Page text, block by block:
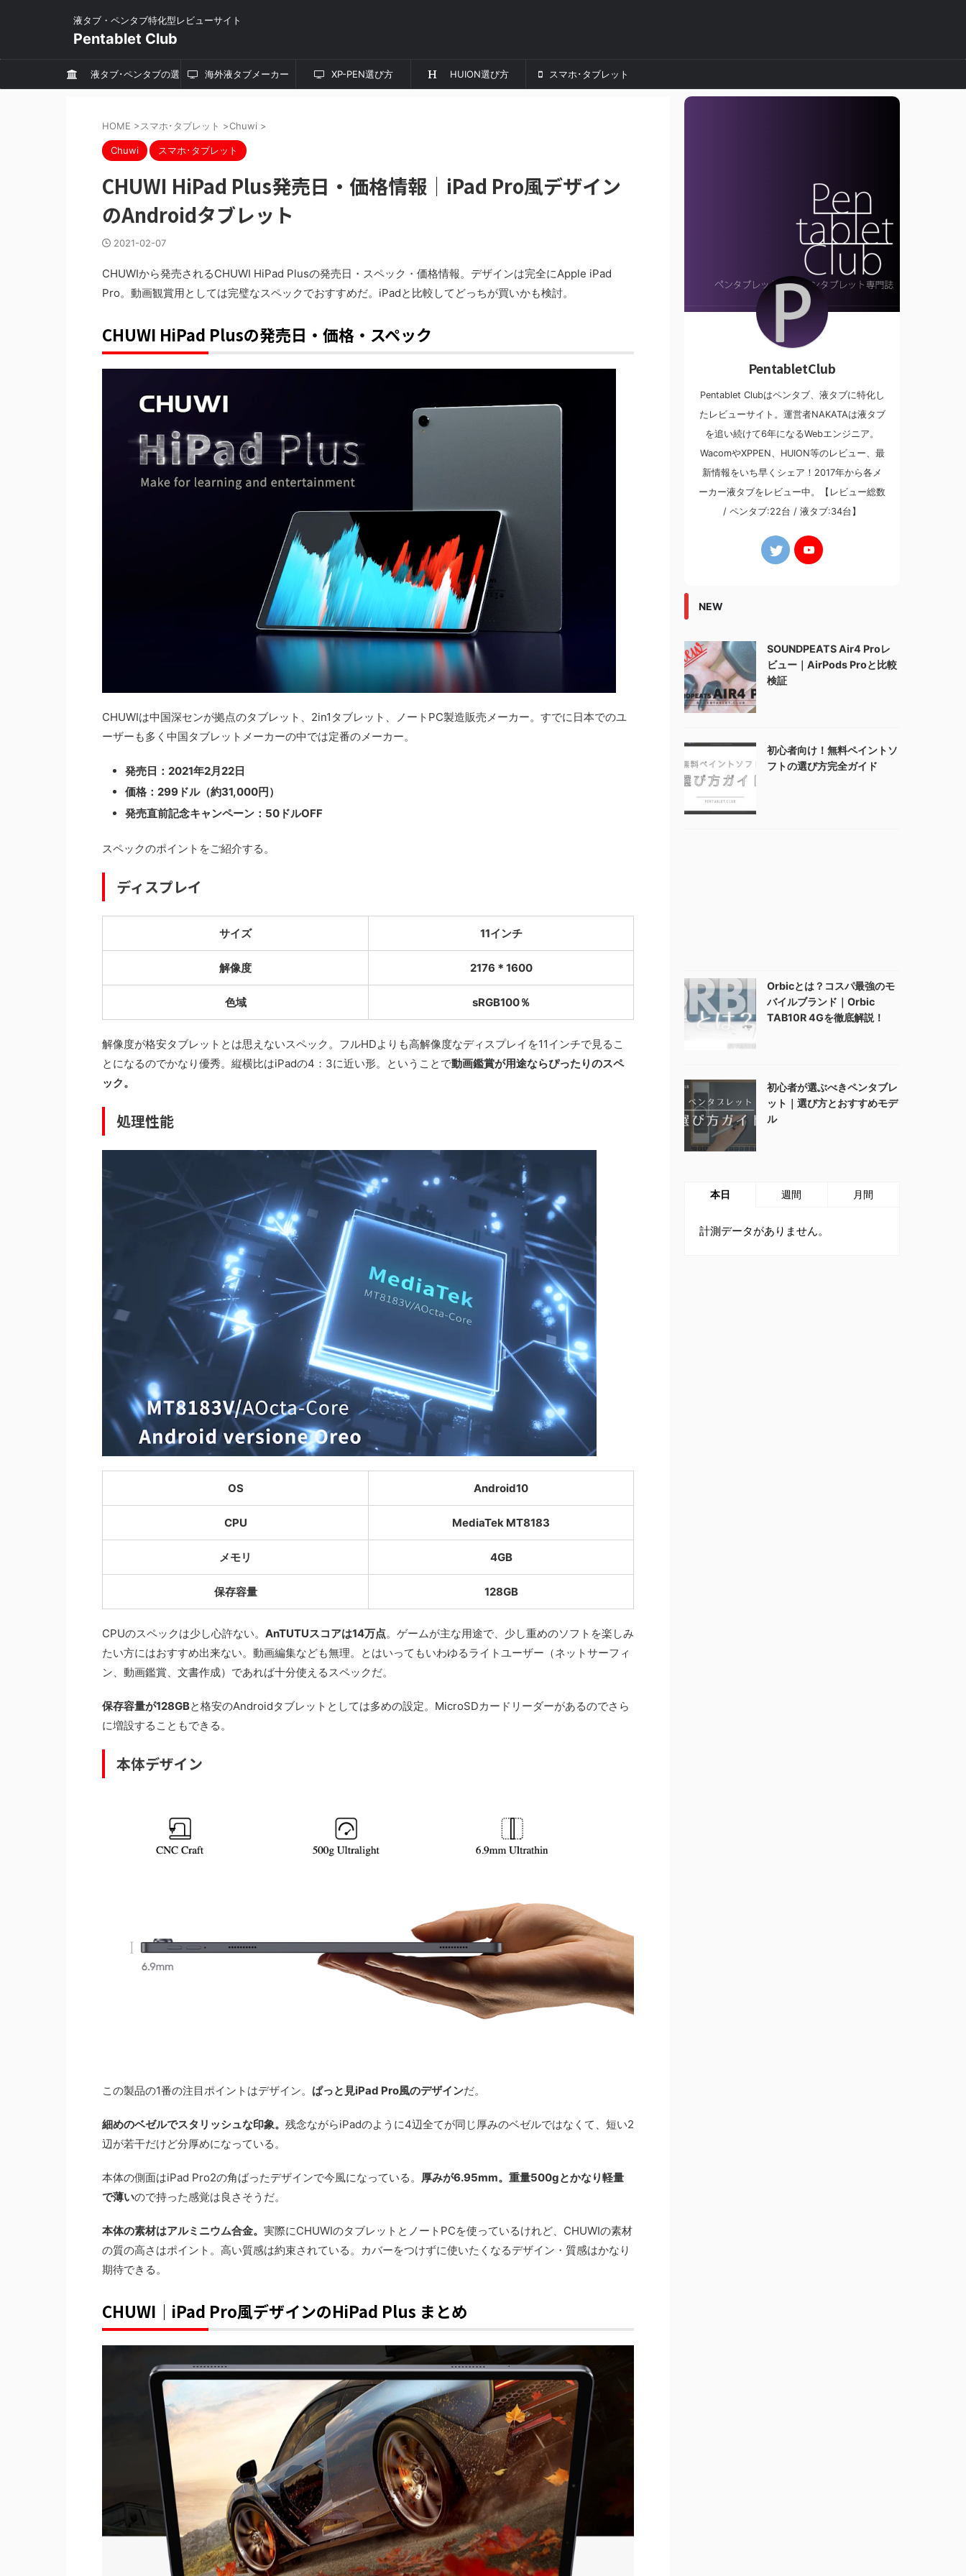
液タブ・ペンタブ特化型レビューサイト
Pentablet Club
液タブ･ペンタブの選 海外液タブメーカー XP-PEN選び方 HUION選び方 スマホ･タブレット
HOME >スマホ･タブレット >Chuwi >
Chuwi スマホ･タブレット
CHUWI HiPad Plus発売日・価格情報｜iPad Pro風デザイン
のAndroidタブレット
2021-02-07
CHUWIから発売されるCHUWI HiPad Plusの発売日・スペック・価格情報。デザインは完全にApple iPad
Pro。動画観賞用としては完璧なスペックでおすすめだ。iPadと比較してどっちが買いかも検討。
CHUWI HiPad Plusの発売日・価格・スペック
CHUWIは中国深センが拠点のタブレット、2in1タブレット、ノートPC製造販売メーカー。すでに日本でのユ
ーザーも多く中国タブレットメーカーの中では定番のメーカー。
発売日：2021年2月22日
価格：299ドル（約31,000円）
発売直前記念キャンペーン：50ドルOFF
スペックのポイントをご紹介する。
ディスプレイ
サイズ 11インチ
解像度 2176＊1600
色域 sRGB100％
解像度が格安タブレットとは思えないスペック。フルHDよりも高解像度なディスプレイを11インチで見るこ
とになるのでかなり優秀。縦横比はiPadの4：3に近い形。ということで動画鑑賞が用途ならぴったりのスペ
ック。
処理性能
OS Android10
CPU MediaTek MT8183
メモリ 4GB
保存容量 128GB
CPUのスペックは少し心許ない。 AnTUTUスコアは14万点。ゲームが主な用途で、少し重めのソフトを楽しみ
たい方にはおすすめ出来ない。動画編集なども無理。とはいってもいわゆるライトユーザー（ネットサーフィ
ン、動画鑑賞、文書作成）であれば十分使えるスペックだ。
保存容量が128GBと格安のAndroidタブレットとしては多めの設定。MicroSDカードリーダーがあるのでさら
に増設することもできる。
本体デザイン
この製品の1番の注目ポイントはデザイン。 ぱっと見iPad Pro風のデザインだ。
細めのベゼルでスタリッシュな印象。 残念ながらiPadのように4辺全てが同じ厚みのベゼルではなくて、短い2
辺が若干だけど分厚めになっている。
本体の側面はiPad Pro2の角ばったデザインで今風になっている。 厚みが6.95mm。重量500gとかなり軽量
で薄いので持った感覚は良さそうだ。
本体の素材はアルミニウム合金。 実際にCHUWIのタブレットとノートPCを使っているけれど、CHUWIの素材
の質の高さはポイント。高い質感は約束されている。カバーをつけずに使いたくなるデザイン・質感はかなり
期待できる。
CHUWI｜iPad Pro風デザインのHiPad Plus まとめ
PentabletClub
Pentablet Clubはペンタブ、液タブに特化し
たレビューサイト。運営者NAKATAは液タブ
を追い続けて6年になるWebエンジニア。
WacomやXPPEN、HUION等のレビュー、最
新情報をいち早くシェア！2017年から各メ
ーカー液タブをレビュー中。【レビュー総数
/ ペンタブ:22台 / 液タブ:34台】
NEW
SOUNDPEATS Air4 Proレ
ビュー｜AirPods Proと比較
検証
初心者向け！無料ペイントソ
フトの選び方完全ガイド
Orbicとは？コスパ最強のモ
バイルブランド｜Orbic
TAB10R 4Gを徹底解説！
初心者が選ぶべきペンタブレ
ット｜選び方とおすすめモデ
ル
本日 週間 月間
計測データがありません。